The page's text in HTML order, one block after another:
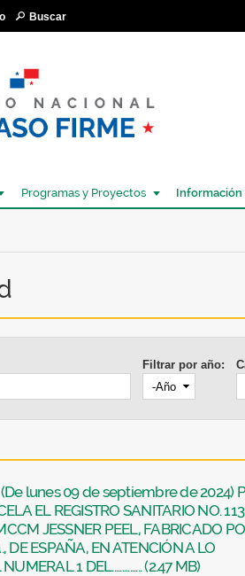
Buscar
Programas y Proyectos Información
AQUÍ
Filtrar por año:
Año
lunes 09 de septiembre de 2024)
EL REGISTRO SANITARIO NO.
JESSNER PEEL, FABRICADO
DE ESPAÑA, EN ATENCIÓN A LO
1 DEL............... (2.47 MB)